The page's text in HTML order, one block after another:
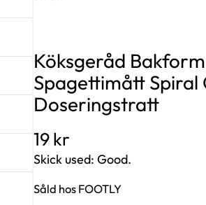
Köksgeråd
Spagettimått Spiral
Doseringstratt
19kr
Skick used: Good.
Såld hos FOOTLY